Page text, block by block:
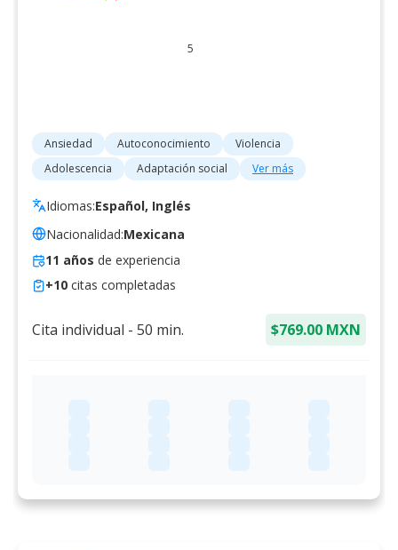
5
Ansiedad Autoconocimiento
Violencia
Adolescencia
Adaptación social Ver más
Idiomas:Español, Inglés
Nacionalidad:Mexicana
11 años de experiencia
+10 citas completadas
Cita individual - 50 min. $769.00 MXN